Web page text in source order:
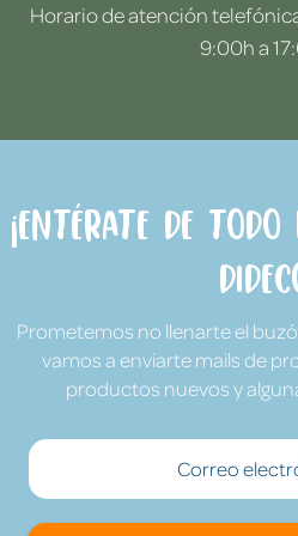
Horario de atención
9:00h a
¡Entérate de
Prometemos no llenarte el
vamos a enviarte mails de
productos nuevos y